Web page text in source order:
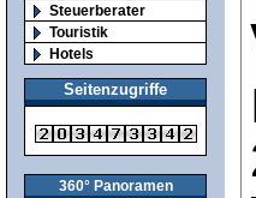
Steuerberater
Touristik
Hotels
Seitenzugriffe
360° Panoramen